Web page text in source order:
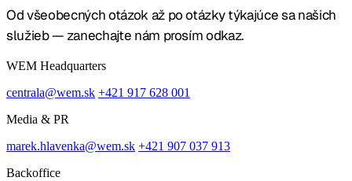
Od všeobecných otázok až po otázky týkajúce sa našich
služieb — zanechajte nám prosím odkaz.
WEM Headquarters
centrala@wem.sk +421 917 628 001
Media & PR
marek.hlavenka@wem.sk +421 907 037 913
Backoffice